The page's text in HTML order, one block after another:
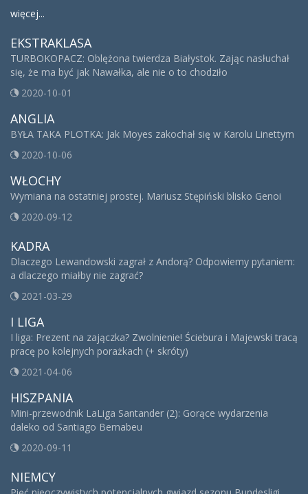
więcej...
EKSTRAKLASA
TURBOKOPACZ: Oblężona twierdza Białystok. Zając nasłuchał
się, że ma być jak Nawałka, ale nie o to chodziło
2020-10-01
ANGLIA
BYŁA TAKA PLOTKA: Jak Moyes zakochał się w Karolu Linettym
2020-10-06
WŁOCHY
Wymiana na ostatniej prostej. Mariusz Stępiński blisko Genoi
2020-09-12
KADRA
Dlaczego Lewandowski zagrał z Andorą? Odpowiemy pytaniem:
a dlaczego miałby nie zagrać?
2021-03-29
I LIGA
I liga: Prezent na zajączka? Zwolnienie! Ściebura i Majewski tracą
pracę po kolejnych porażkach (+ skróty)
2021-04-06
HISZPANIA
Mini-przewodnik LaLiga Santander (2): Gorące wydarzenia
daleko od Santiago Bernabeu
2020-09-11
NIEMCY